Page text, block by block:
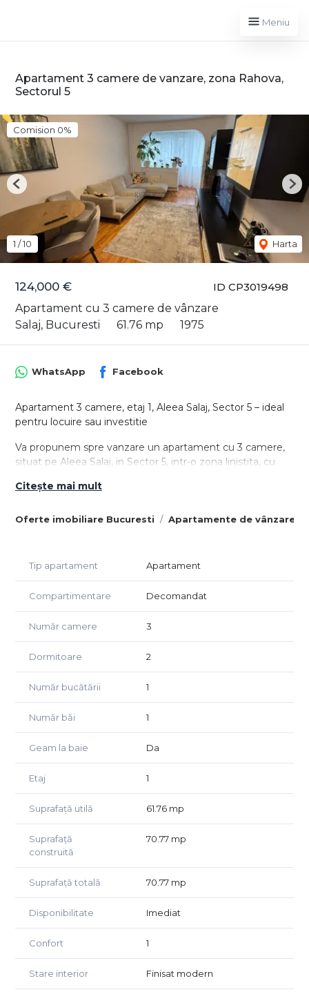
Meniu
Apartament 3 camere de vanzare, zona Rahova,
Sectorul 5
ID CP3019498
124,000 €
Apartament cu 3 camere de vânzare
Salaj, Bucuresti
61.76 mp 1975
Comision 0%
1 /10 Harta
Previous
Oferte imobiliare Bucuresti Apartamente de vânzare
WhatsApp Facebook
Apartament 3 camere, etaj 1, Aleea Salaj, Sector 5 – ideal
pentru locuire sau investitie
Va propunem spre vanzare un apartament cu 3 camere,
situat pe Aleea Salaj, in Sector 5, intr-o zona linistita, cu
catre zona centrala a orasului. Proprietatea este
cei care isi doresc acces rapid si confort in utilizarea zilnica.
practica, specifica imobilelor bine gandite din aceasta
zona, fiind potrivit atat pentru o familie, cat si pentru
dormitoare luminoase, bucatarie separata, baie si spatii
Unul dintre avantajele importante ale proprietatii este
pozitionarea la etajul 1, care ofera acces usor, dar si un bun
confort termic, fiind protejat de apartamentele
invecinate. Zona este apreciata pentru atmosfera calma,
aleile interioare cu multa verdeata si accesul rapid catre
facilitatile de zi cu zi.
In apropiere se regasesc statii STB cu legaturi rapide catre
magazine de proximitate. De asemenea, zona ofera
servicii necesare unei familii.
Este o proprietate bine pozitionata, cu compartimentare
eficienta, potrivita pentru cei care cauta un apartament
practic, intr-o zona urbana bine conectata.
Citește mai mult
Tip apartament Apartament
Compartimentare Decomandat
Număr camere 3
Dormitoare 2
Număr bucătării 1
Număr băi 1
Geam la baie Da
Etaj 1
Suprafață utilă 61.76 mp
Suprafață
construită
70.77 mp
Suprafață totală 70.77 mp
Disponibilitate Imediat
Confort 1
Stare interior Finisat modern